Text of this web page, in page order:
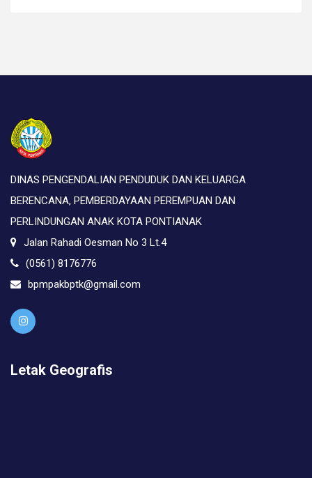
DINAS PENGENDALIAN PENDUDUK DAN KELUARGA
BERENCANA, PEMBERDAYAAN PEREMPUAN DAN
PERLINDUNGAN ANAK KOTA PONTIANAK
Jalan Rahadi Oesman No 3 Lt.4
(0561) 8176776
bpmpakbptk@gmail.com
Letak Geografis